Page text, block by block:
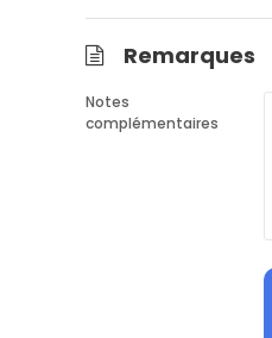
Remarques
Notes
complémentaires